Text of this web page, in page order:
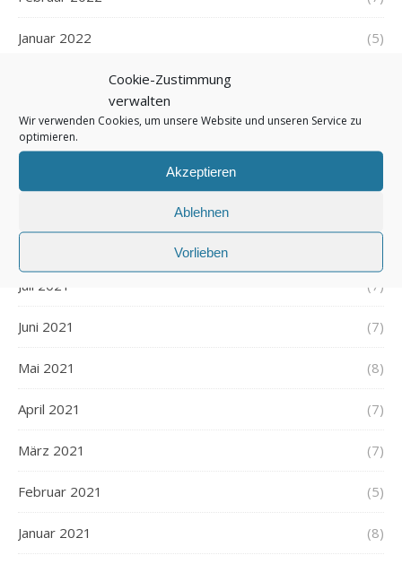
Cookie-Zustimmung
verwalten
Wir verwenden Cookies, um unsere Website und unseren Service zu
optimieren.
Akzeptieren
Ablehnen
Vorlieben
Januar 2022 (5)
Dezember 2021
November 2021
Oktober 2021 (6)
Juli 2021 (7)
Juni 2021 (7)
Mai 2021 (8)
April 2021 (7)
März 2021 (7)
Februar 2021 (5)
Januar 2021 (8)